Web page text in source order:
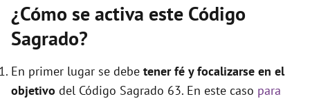
¿Cómo se activa este Código
Sagrado?
En primer lugar se debe tener fé y focalizarse en el
objetivo del Código Sagrado 63. En este caso para